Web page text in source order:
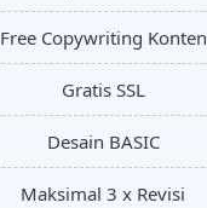
Free Copywriting Konten
Gratis SSL
Desain BASIC
Maksimal 3 x Revisi